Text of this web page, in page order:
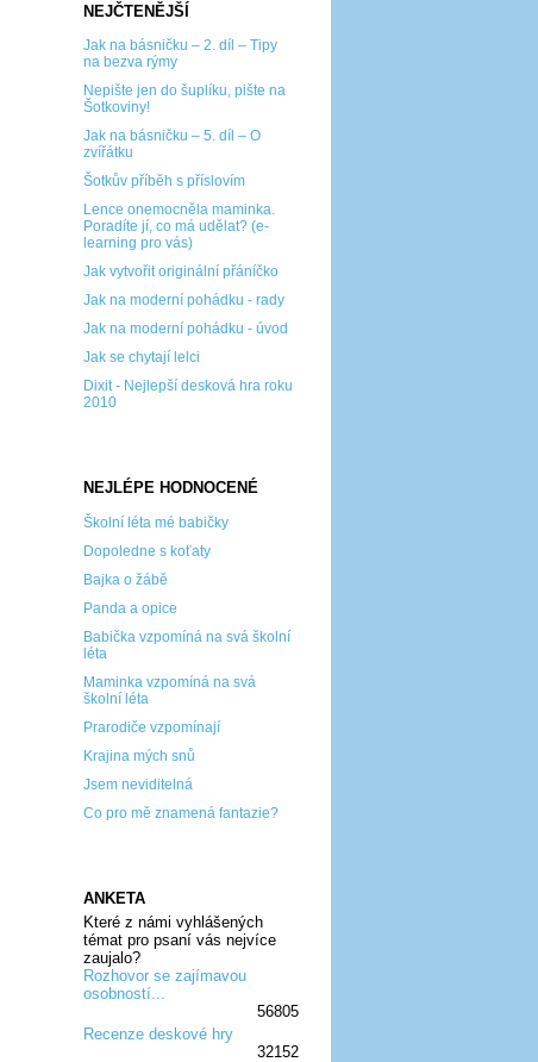
NEJČTENĚJŠÍ
Jak na básničku – 2. díl – Tipy
na bezva rýmy
Nepište jen do šuplíku, pište na
Šotkoviny!
Jak na básničku – 5. díl – O
zvířátku
Šotkův příběh s příslovím
Lence onemocněla maminka.
Poradíte jí, co má udělat? (e-
learning pro vás)
Jak vytvořit originální přáníčko
Jak na moderní pohádku - rady
Jak na moderní pohádku - úvod
Jak se chytají lelci
Dixit - Nejlepší desková hra roku
2010
NEJLÉPE HODNOCENÉ
Školní léta mé babičky
Dopoledne s koťaty
Bajka o žábě
Panda a opice
Babička vzpomíná na svá školní
léta
Maminka vzpomíná na svá
školní léta
Prarodiče vzpomínají
Krajina mých snů
Jsem neviditelná
Co pro mě znamená fantazie?
ANKETA
Které z námi vyhlášených
témat pro psaní vás nejvíce
zaujalo?
Rozhovor se zajímavou
osobností...
56805
Recenze deskové hry
32152